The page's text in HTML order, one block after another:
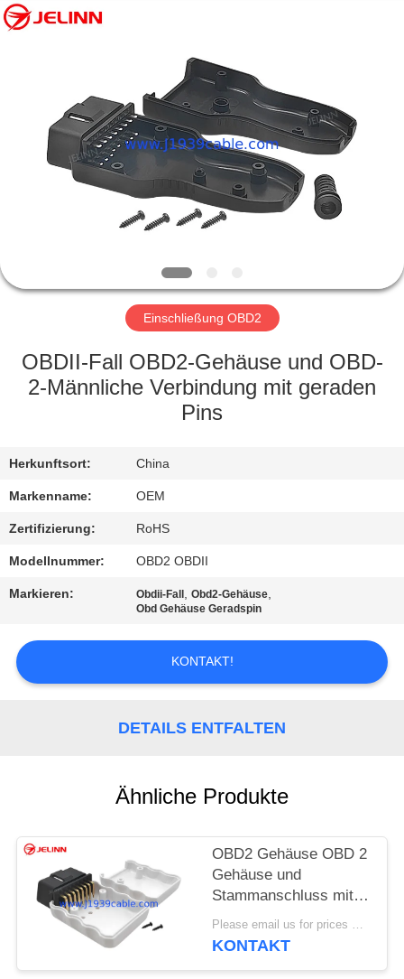
PRODUKTE
FABRIK-
QUALITÄTSKONTROLLE
SIE
MIT
UNS
IN
VERBINDUNG
FORDERN
SIE
PRIVACY
POLICY
Ltd..
All
Rights
Einschließung OBD2
OBDII-Fall OBD2-Gehäuse und OBD-
2-Männliche Verbindung mit geraden
Pins
Herkunftsort: China
Markenname: OEM
Zertifizierung: RoHS
Modellnummer: OBD2 OBDII
Markieren: Obdii-Fall ,Obd2-Gehäuse,
Obd Gehäuse Geradspin
KONTAKT!
DETAILS ENTFALTEN
Ähnliche Produkte
OBD2 Gehäuse OBD 2
Gehäuse und
Stammanschluss mit
rechtwinkligen Pins
Please email us for prices MOQ:100 Stück
KONTAKT